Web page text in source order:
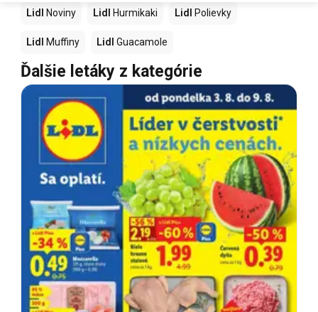
Lidl Noviny Lidl Hurmikaki Lidl Polievky
Lidl Muffiny Lidl Guacamole
Ďalšie letáky z kategórie